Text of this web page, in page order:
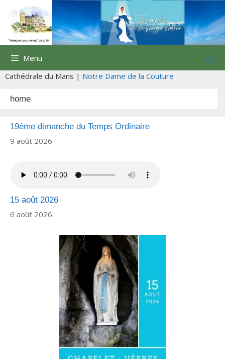
contenu
Menu
Cathédrale du Mans | Notre Dame de la Couture
home
19ème dimanche du Temps Ordinaire
9 août 2026
15 août 2026
6 août 2026